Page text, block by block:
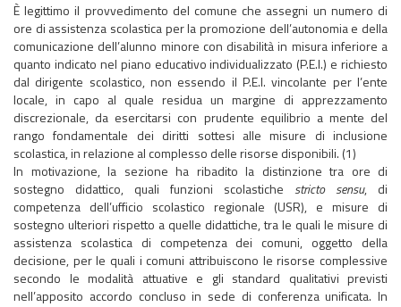
È legittimo il provvedimento del comune che assegni un numero di
ore di assistenza scolastica per la promozione dell’autonomia e della
comunicazione dell’alunno minore con disabilità in misura inferiore a
quanto indicato nel piano educativo individualizzato (P.E.I.) e richiesto
dal dirigente scolastico, non essendo il P.E.I. vincolante per l’ente
locale, in capo al quale residua un margine di apprezzamento
discrezionale, da esercitarsi con prudente equilibrio a mente del
rango fondamentale dei diritti sottesi alle misure di inclusione
scolastica, in relazione al complesso delle risorse disponibili. (1)
In motivazione, la sezione ha ribadito la distinzione tra ore di
sostegno didattico, quali funzioni scolastiche stricto sensu, di
competenza dell’ufficio scolastico regionale (USR), e misure di
sostegno ulteriori rispetto a quelle didattiche, tra le quali le misure di
assistenza scolastica di competenza dei comuni, oggetto della
decisione, per le quali i comuni attribuiscono le risorse complessive
secondo le modalità attuative e gli standard qualitativi previsti
nell’apposito accordo concluso in sede di conferenza unificata. In